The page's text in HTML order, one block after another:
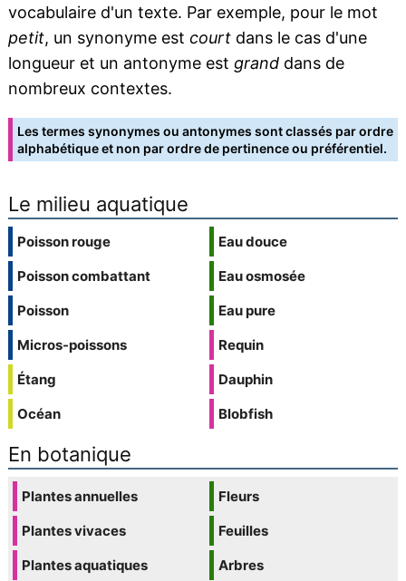
vocabulaire d'un texte. Par exemple, pour le mot
petit, un synonyme est courtdans le cas d'une
longueur et un antonyme est granddans de
nombreux contextes.
Les termes synonymes ou antonymes sont classés par ordre
alphabétique et non par ordre de pertinence ou préférentiel.
Le milieu aquatique
Poisson rouge
Poisson combattant
Poisson
Micros-poissons
Étang
Océan
Eau douce
Eau osmosée
Eau pure
Requin
Dauphin
Blobfish
En botanique
Plantes annuelles
Plantes vivaces
Plantes aquatiques
Fleurs
Feuilles
Arbres